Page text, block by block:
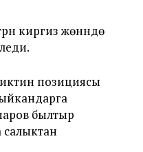
жөнүндө
позициясы
былтыр